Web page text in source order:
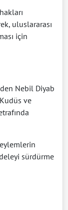
uluslararası
için
Nebil Diyab
ve
sürdürme